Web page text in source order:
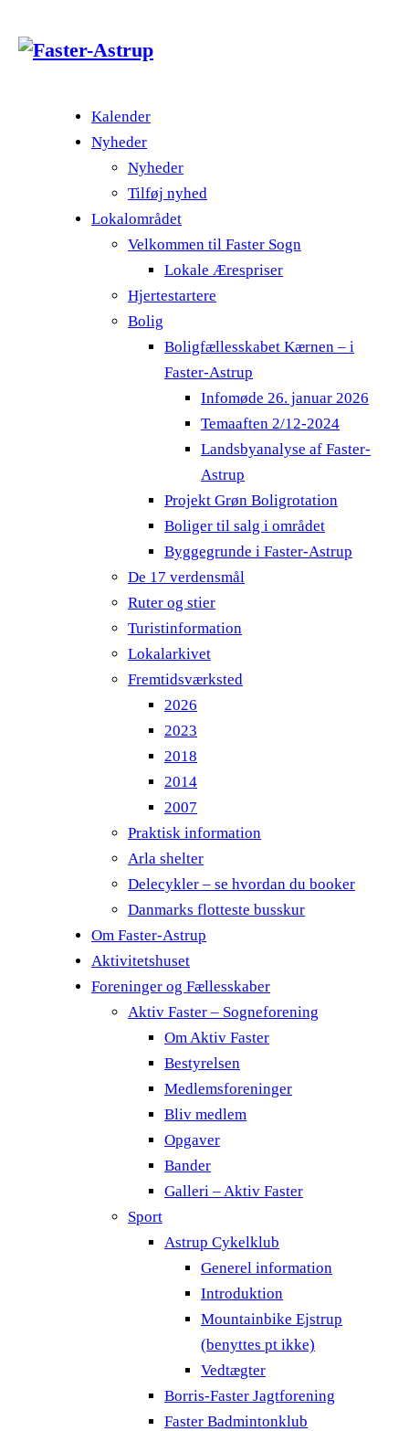
Kalender
Nyheder
Nyheder
Tilføj nyhed
Lokalområdet
Velkommen til Faster Sogn
Lokale Ærespriser
Hjertestartere
Bolig
Boligfællesskabet Kærnen – i
Faster-Astrup
Infomøde 26. januar 2026
Temaaften 2/12-2024
Landsbyanalyse af Faster-
Astrup
Projekt Grøn Boligrotation
Boliger til salg i området
Byggegrunde i Faster-Astrup
De 17 verdensmål
Ruter og stier
Turistinformation
Lokalarkivet
Fremtidsværksted
2026
2023
2018
2014
2007
Praktisk information
Arla shelter
Delecykler – se hvordan du booker
Danmarks flotteste busskur
Om Faster-Astrup
Aktivitetshuset
Foreninger og Fællesskaber
Aktiv Faster – Sogneforening
Om Aktiv Faster
Bestyrelsen
Medlemsforeninger
Bliv medlem
Opgaver
Bander
Galleri – Aktiv Faster
Sport
Astrup Cykelklub
Generel information
Introduktion
Mountainbike Ejstrup
(benyttes pt ikke)
Vedtægter
Borris-Faster Jagtforening
Faster Badmintonklub